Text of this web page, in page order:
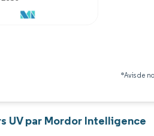
*Avis de
UV par Mordor Intelligence